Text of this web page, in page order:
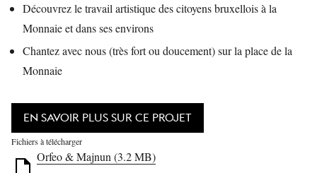
Découvrez le travail artistique des citoyens bruxellois à la
Monnaie et dans ses environs
Chantez avec nous (très fort ou doucement) sur la place de la
Monnaie
EN SAVOIR PLUS SUR CE PROJET
Fichiers à télécharger
Orfeo & Majnun (3.2 MB)